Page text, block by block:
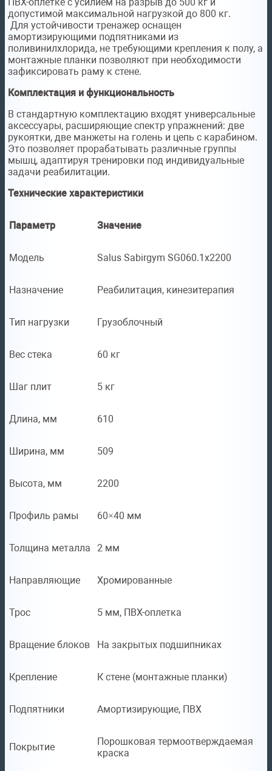
ПВХ-оплетке с усилием на разрыв до 500 кг и
допустимой максимальной нагрузкой до 800 кг.
Для устойчивости тренажер оснащен
амортизирующими подпятниками из
поливинилхлорида, не требующими крепления к полу, а
монтажные планки позволяют при необходимости
зафиксировать раму к стене.
Комплектация и функциональность
В стандартную комплектацию входят универсальные
аксессуары, расширяющие спектр упражнений: две
рукоятки, две манжеты на голень и цепь с карабином.
Это позволяет прорабатывать различные группы
мышц, адаптируя тренировки под индивидуальные
задачи реабилитации.
Технические характеристики
Параметр Значение
Модель Salus Sabirgym SG060.1х2200
Назначение Реабилитация, кинезитерапия
Тип нагрузки Грузоблочный
Вес стека 60 кг
Шаг плит 5 кг
Длина, мм 610
Ширина, мм 509
Высота, мм 2200
Профиль рамы 60×40 мм
Толщина металла 2 мм
Направляющие Хромированные
Трос 5 мм, ПВХ-оплетка
Вращение блоков На закрытых подшипниках
Крепление К стене (монтажные планки)
Подпятники Амортизирующие, ПВХ
Покрытие
Порошковая термоотверждаемая
краска